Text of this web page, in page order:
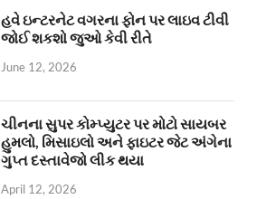
હવે ઇન્ટરનેટ વગરના ફોન પર લાઇવ ટીવી
જોઈ શકશો જુઓ કેવી રીતે
June 12, 2026
ચીનના સુપર કોમ્પ્યુટર પર મોટો સાયબર
હુમલો, મિસાઇલો અને ફાઇટર જેટ અંગેના
ગુપ્ત દસ્તાવેજો લીક થયા
April 12, 2026